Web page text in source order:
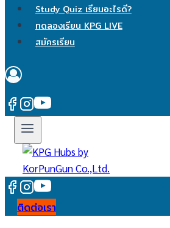
Study Quiz เรียนอะไรดี?
ทดลองเรียน KPG LIVE
สมัครเรียน
ติดต่อเรา